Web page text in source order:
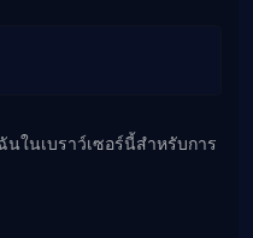
ในเบราว์เซอร์นี้สำหรับการ